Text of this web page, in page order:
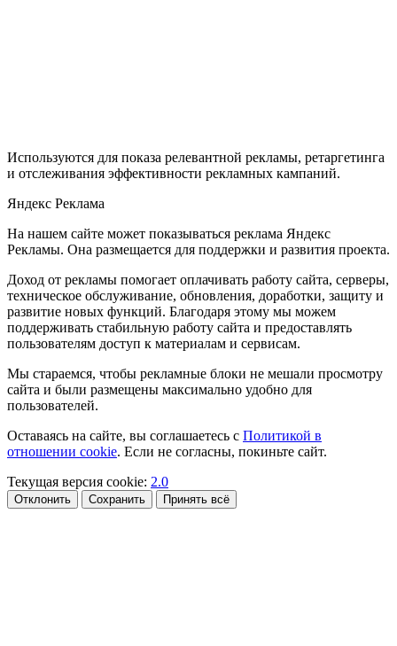
Используются для показа релевантной рекламы, ретаргетинга
и отслеживания эффективности рекламных кампаний.
Яндекс Реклама
На нашем сайте может показываться реклама Яндекс
Рекламы. Она размещается для поддержки и развития проекта.
Доход от рекламы помогает оплачивать работу сайта, серверы,
техническое обслуживание, обновления, доработки, защиту и
развитие новых функций. Благодаря этому мы можем
поддерживать стабильную работу сайта и предоставлять
пользователям доступ к материалам и сервисам.
Мы стараемся, чтобы рекламные блоки не мешали просмотру
сайта и были размещены максимально удобно для
пользователей.
Оставаясь на сайте, вы соглашаетесь с Политикой в
отношении cookie. Если не согласны, покиньте сайт.
Текущая версия cookie: 2.0
Отклонить Сохранить Принять всё